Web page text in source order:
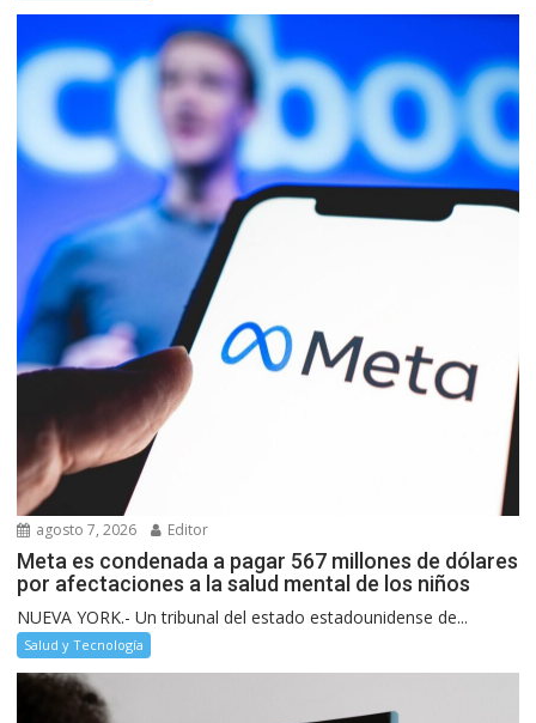
agosto 7, 2026 Editor
Meta es condenada a pagar 567 millones de dólares
por afectaciones a la salud mental de los niños
NUEVA YORK.- Un tribunal del estado estadounidense de...
Salud y Tecnología